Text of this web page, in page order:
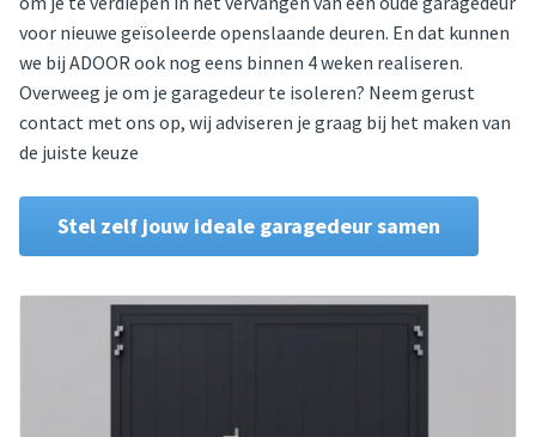
voor nieuwe geïsoleerde openslaande deuren. En dat kunnen
we bij ADOOR ook nog eens binnen 4 weken realiseren.
Overweeg je om je garagedeur te isoleren? Neem gerust
contact met ons op, wij adviseren je graag bij het maken van
de juiste keuze
Stel zelf jouw ideale garagedeur samen